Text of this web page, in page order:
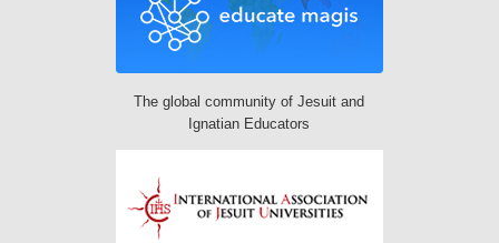
The global community of Jesuit and
Ignatian Educators